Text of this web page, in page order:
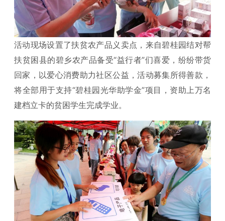
活动现场设置了扶贫农产品义卖点，来自碧桂园结对帮
扶贫困县的碧乡农产品备受“益行者”们喜爱，纷纷带货
回家，以爱心消费助力社区公益，活动募集所得善款，
将全部用于支持“碧桂园光华助学金”项目，资助上万名
建档立卡的贫困学生完成学业。